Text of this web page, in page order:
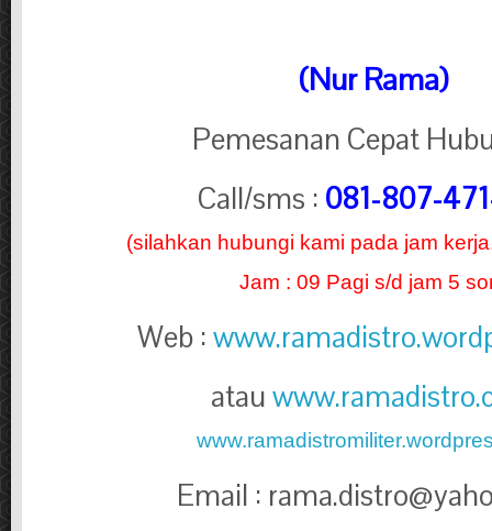
(Nur Rama)
Pemesanan Cepat
Call/sms : 081-807-
(silahkan hubungi kami pada jam
Jam : 09 Pagi s/d jam 5
Web :
atau
Email : rama.distro@